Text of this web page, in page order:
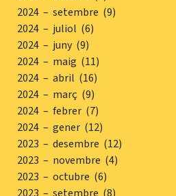
2024 – setembre (9)
2024 – juliol (6)
2024 – juny (9)
2024 – maig (11)
2024 – abril (16)
2024 – març (9)
2024 – febrer (7)
2024 – gener (12)
2023 – desembre (12)
2023 – novembre (4)
2023 – octubre (6)